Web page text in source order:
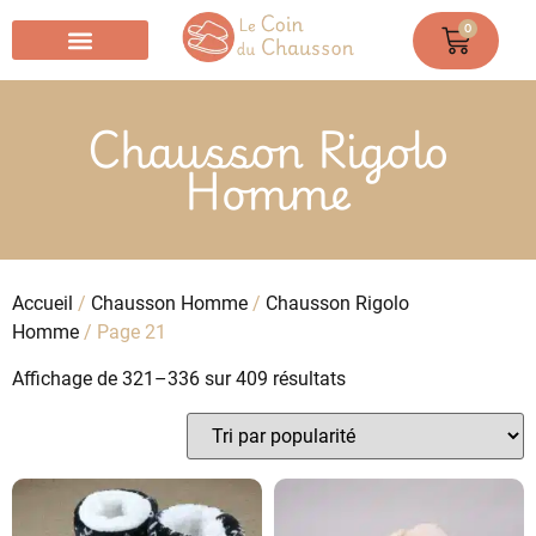
0
Chausson Rigolo
Homme
Accueil / Chausson Homme / Chausson Rigolo
Homme / Page 21
Affichage de 321–336 sur 409 résultats